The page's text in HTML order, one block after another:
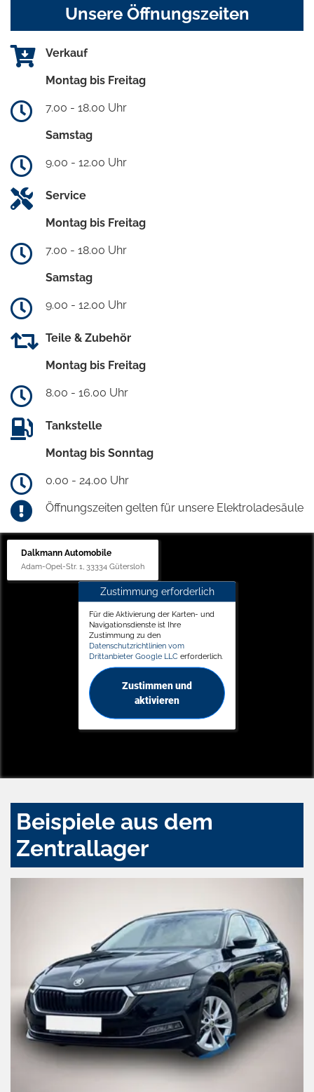
Unsere Öffnungszeiten
Verkauf
Montag bis Freitag
7.00 - 18.00 Uhr
Samstag
9.00 - 12.00 Uhr
Service
Montag bis Freitag
7.00 - 18.00 Uhr
Samstag
9.00 - 12.00 Uhr
Teile & Zubehör
Montag bis Freitag
8.00 - 16.00 Uhr
Tankstelle
Montag bis Sonntag
0.00 - 24.00 Uhr
Öffnungszeiten gelten für unsere Elektroladesäule
Dalkmann Automobile
Adam-Opel-Str. 1, 33334 Gütersloh
Zustimmung erforderlich
Für die Aktivierung der Karten- und
Navigationsdienste ist Ihre
Zustimmung zu den
Datenschutzrichtlinien vom
Drittanbieter Google LLC erforderlich.
Zustimmen und
aktivieren
Beispiele aus dem
Zentrallager